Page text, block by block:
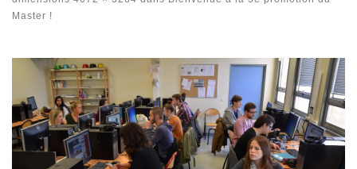
Master !
Navigation des images